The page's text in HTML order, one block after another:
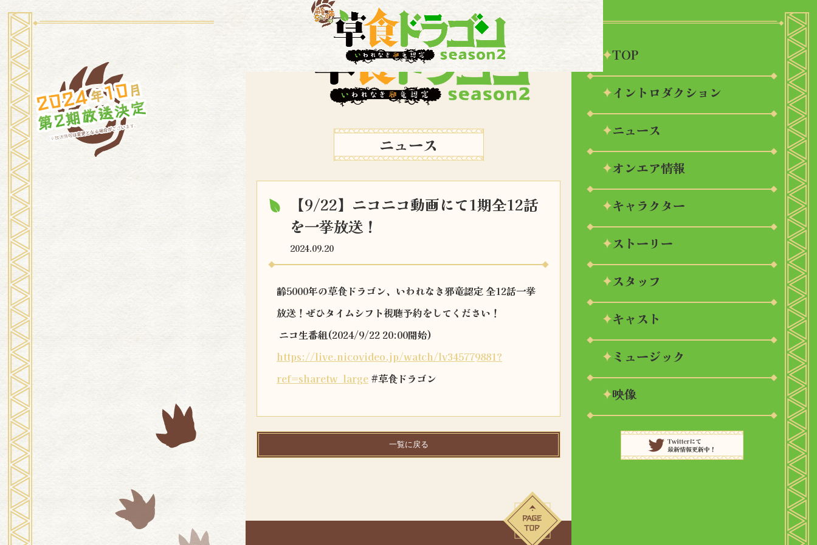
ニュース
【9/22】ニコニコ動画にて1期全12話
を一挙放送！
2024.09.20
齢5000年の草食ドラゴン、いわれなき邪竜認定 全12話一挙
放送！ぜひタイムシフト視聴予約をしてください！
ニコ生番組(2024/9/22 20:00開始)
https://live.nicovideo.jp/watch/lv345779881?
ref=sharetw_large #草食ドラゴン
一覧に戻る
TOP
イントロダクション
ニュース
オンエア情報
キャラクター
ストーリー
スタッフ
キャスト
ミュージック
映像